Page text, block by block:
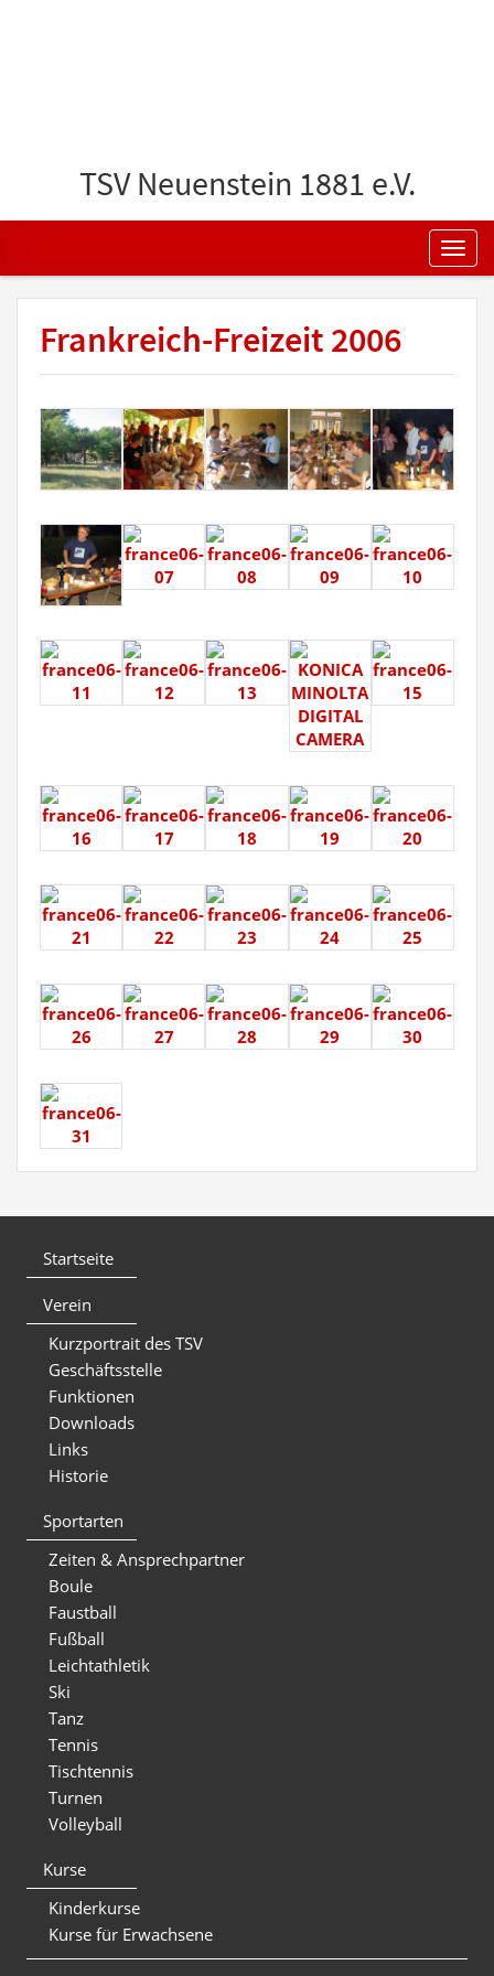
TSV Neuenstein 1881 e.V.
Frankreich-Freizeit 2006
Startseite
Verein
Kurzportrait des TSV
Geschäftsstelle
Funktionen
Downloads
Links
Historie
Sportarten
Zeiten & Ansprechpartner
Boule
Faustball
Fußball
Leichtathletik
Ski
Tanz
Tennis
Tischtennis
Turnen
Volleyball
Kurse
Kinderkurse
Kurse für Erwachsene